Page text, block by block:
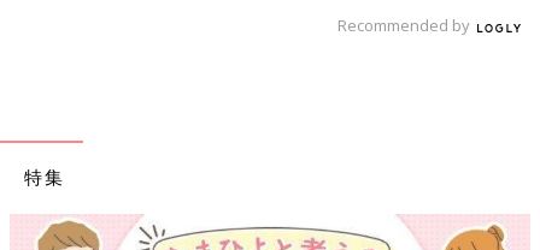
Recommended by
特集
【ワクチン接種できるものも】妊婦の感染症対策、知っておいて！